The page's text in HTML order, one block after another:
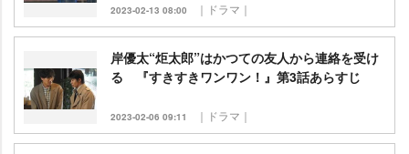
2023-02-13 08:00 ｜ドラマ｜
岸優太“炬太郎”はかつての友人から連絡を受け
る 『すきすきワンワン！』第3話あらすじ
2023-02-06 09:11 ｜ドラマ｜